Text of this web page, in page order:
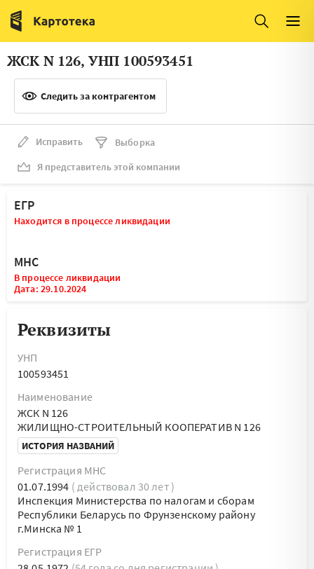
Италия
Люксембург
Литва
Нидерланды
ЖСК N 126, УНП 100593451
Следить за контрагентом
Исправить
Выборка
Я представитель этой компании
ЕГР
Находится в процессе ликвидации
МНС
В процессе ликвидации
Дата: 29.10.2024
Реквизиты
УНП
100593451
Наименование
ЖСК N 126
ЖИЛИЩНО-СТРОИТЕЛЬНЫЙ КООПЕРАТИВ N 126
ИСТОРИЯ НАЗВАНИЙ
Регистрация МНС
01.07.1994 ( действовал 30 лет )
Инспекция Министерства по налогам и сборам
Республики Беларусь по Фрунзенскому району
г.Минска № 1
Регистрация ЕГР